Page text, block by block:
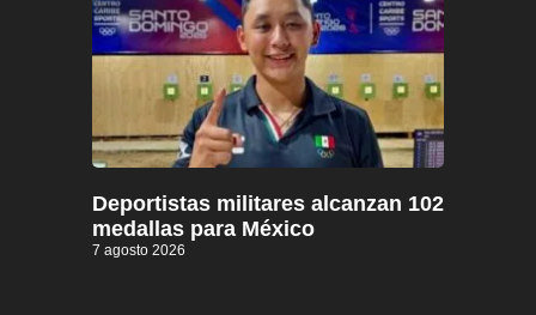
Deportistas militares alcanzan 102
medallas para México
7 agosto 2026